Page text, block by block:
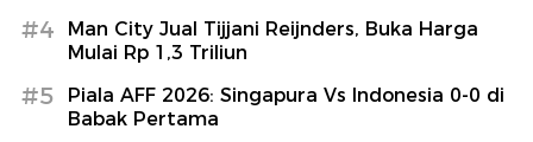
#4
Man City Jual Tijjani Reijnders, Buka Harga
Mulai Rp 1,3 Triliun
#5
Piala AFF 2026: Singapura Vs Indonesia 0-0 di
Babak Pertama